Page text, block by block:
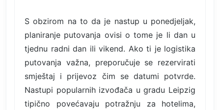
S obzirom na to da je nastup u ponedjeljak,
planiranje putovanja ovisi o tome je li dan u
tjednu radni dan ili vikend. Ako ti je logistika
putovanja važna, preporučuje se rezervirati
smještaj i prijevoz čim se datumi potvrde.
Nastupi popularnih izvođača u gradu Leipzig
tipično povećavaju potražnju za hotelima,